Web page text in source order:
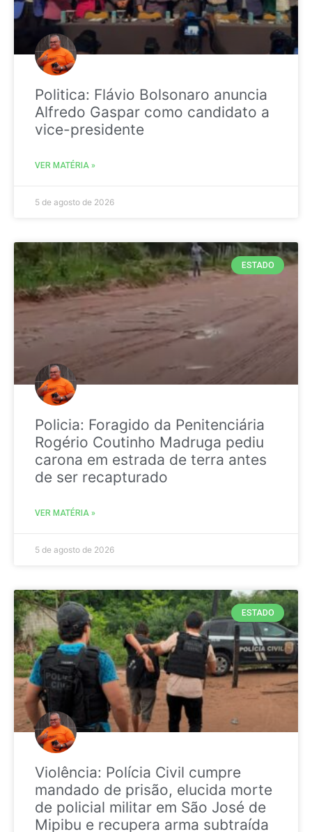
Politica: Flávio Bolsonaro anuncia
Alfredo Gaspar como candidato a
vice-presidente
VER MATÉRIA »
5 de agosto de 2026
ESTADO
Policia: Foragido da Penitenciária
Rogério Coutinho Madruga pediu
carona em estrada de terra antes
de ser recapturado
VER MATÉRIA »
5 de agosto de 2026
ESTADO
Violência: Polícia Civil cumpre
mandado de prisão, elucida morte
de policial militar em São José de
Mipibu e recupera arma subtraída